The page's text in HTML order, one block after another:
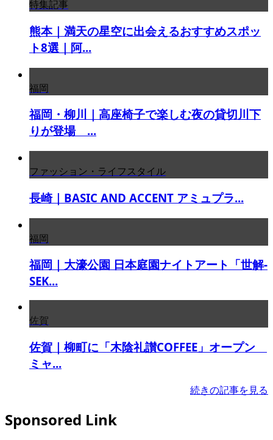
特集記事
熊本｜満天の星空に出会えるおすすめスポッ
ト8選｜阿...
福岡
福岡・柳川｜高座椅子で楽しむ夜の貸切川下
りが登場 ...
ファッション・ライフスタイル
長崎｜BASIC AND ACCENT アミュプラ...
福岡
福岡｜大濠公園 日本庭園ナイトアート「世解-
SEK...
佐賀
佐賀｜柳町に「木陰礼讃COFFEE」オープン
ミャ...
続きの記事を見る
Sponsored Link